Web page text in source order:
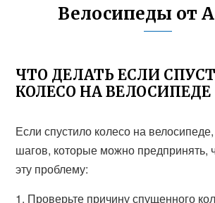
Велосипеды от
ЧТО ДЕЛАТЬ ЕСЛИ
КОЛЕСО НА ВЕЛОСИПЕДЕ
Если спустило колесо на
шагов, которые можно предпринять,
эту проблему:
1. Проверьте причину спущенного